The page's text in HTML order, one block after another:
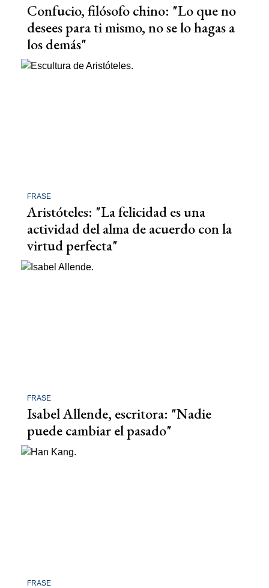
Confucio, filósofo chino: "Lo que no
desees para ti mismo, no se lo hagas a
los demás"
FRASE
Aristóteles: "La felicidad es una
actividad del alma de acuerdo con la
virtud perfecta"
FRASE
Isabel Allende, escritora: "Nadie
puede cambiar el pasado"
FRASE